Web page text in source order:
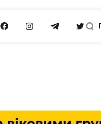
ПОСИЛАННЯ НА FACEBOOK
ПОСИЛАННЯ НАПОСИЛАННЯ НА